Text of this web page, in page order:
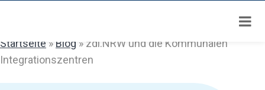
springen
Startseite » Blog » zdi.NRW und die Kommunalen
Integrationszentren